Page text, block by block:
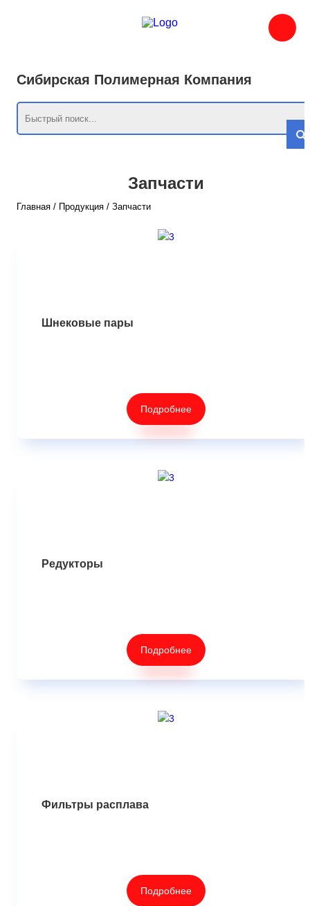
Сибирская Полимерная Компания
Запчасти
Главная / Продукция / Запчасти
Шнековые пары
Подробнее
Редукторы
Подробнее
Фильтры расплава
Подробнее